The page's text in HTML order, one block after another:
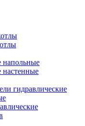
напольные
настенные
гидравлические